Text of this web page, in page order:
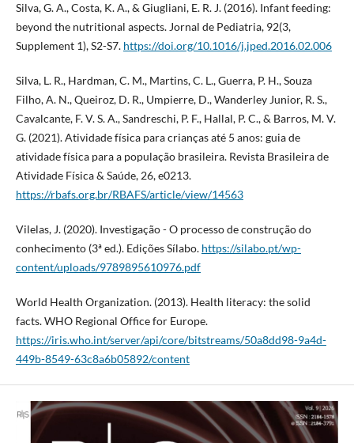
Silva, G. A., Costa, K. A., & Giugliani, E. R. J. (2016). Infant feeding:
beyond the nutritional aspects. Jornal de Pediatria, 92(3,
Supplement 1), S2-S7. https://doi.org/10.1016/j.jped.2016.02.006
Silva, L. R., Hardman, C. M., Martins, C. L., Guerra, P. H., Souza
Filho, A. N., Queiroz, D. R., Umpierre, D., Wanderley Junior, R. S.,
Cavalcante, F. V. S. A., Sandreschi, P. F., Hallal, P. C., & Barros, M. V.
G. (2021). Atividade física para crianças até 5 anos: guia de
atividade física para a população brasileira. Revista Brasileira de
Atividade Física & Saúde, 26, e0213.
https://rbafs.org.br/RBAFS/article/view/14563
Vilelas, J. (2020). Investigação - O processo de construção do
conhecimento (3ª ed.). Edições Sílabo. https://silabo.pt/wp-
content/uploads/9789895610976.pdf
World Health Organization. (2013). Health literacy: the solid
facts. WHO Regional Office for Europe.
https://iris.who.int/server/api/core/bitstreams/50a8dd98-9a4d-
449b-8549-63c8a6b05892/content